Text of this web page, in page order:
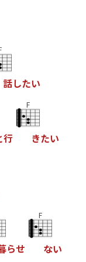
話したい
行
F
きたい
らせ
F
ない